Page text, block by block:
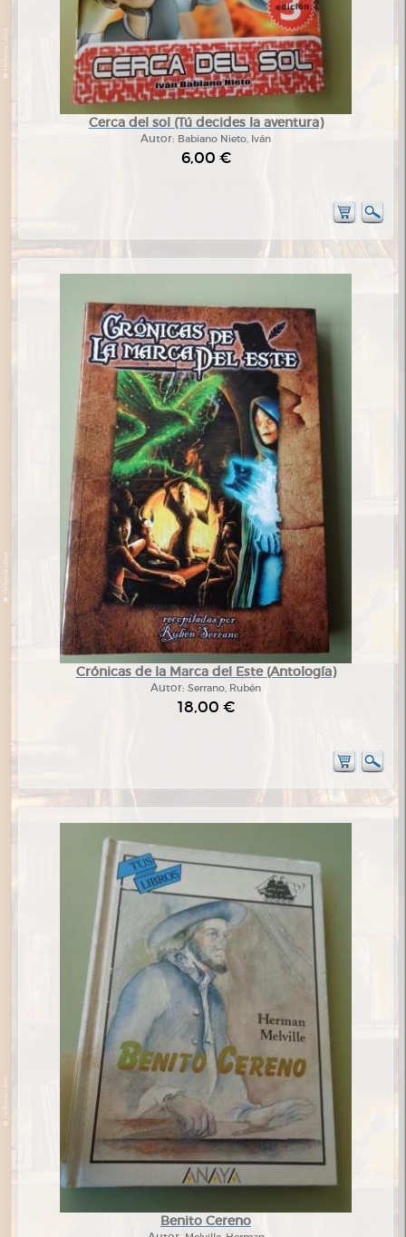
Cerca del sol (Tú decides la aventura)
Autor: Babiano Nieto, Iván
6,00 €
Crónicas de la Marca del Este (Antología)
Autor: Serrano, Rubén
18,00 €
Benito Cereno